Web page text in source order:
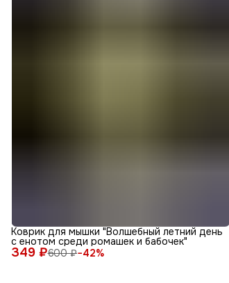
349 ₽600 ₽−42%
Коврик для мышки "Волшебный летний день
с енотом среди ромашек и бабочек"